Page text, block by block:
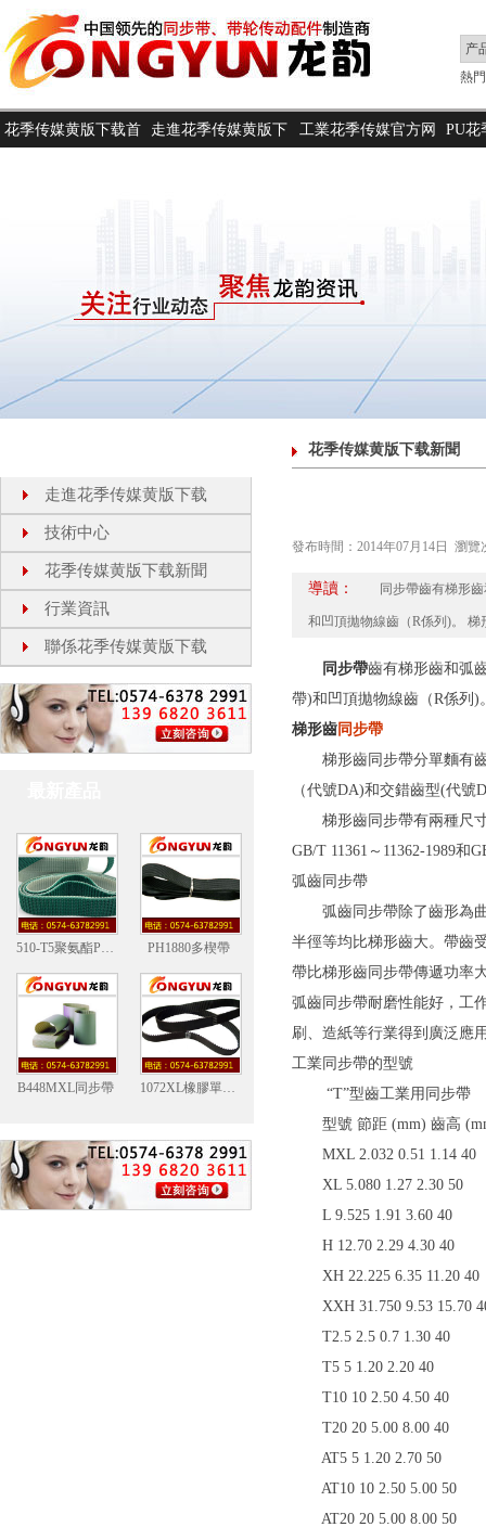
熱門
花季传媒黄版下载首 走進花季传媒黄版下 工業花季传媒官方网 PU花
走進花季传媒黄版下载
技術中心
花季传媒黄版下载新聞
行業資訊
聯係花季传媒黄版下载
510-T5聚氨酯PU花紋帶 PH1880多楔帶
B448MXL同步帶 1072XL橡膠單麵齒同步帶
花季传媒黄版下载新聞
發布時間：2014年07月14日 瀏覽次
導讀： 同步帶齒有梯形齒和
和凹頂拋物線齒（R係列)。
同步帶齒有梯形齒和弧齒
帶)和凹頂拋物線齒（R係列)
梯形齒 同步帶
梯形齒同步帶分單麵有齒和
（代號DA)和交錯齒型(代號DB
梯形齒同步帶有兩種尺寸製
GB/T 11361～11362-1989
弧齒同步帶
弧齒同步帶除了齒形為曲線形
半徑等均比梯形齒大。帶齒
帶比梯形齒同步帶傳遞功率大
弧齒同步帶耐磨性能好，工作時
刷、造紙等行業得到廣泛應用
工業同步帶的型號
“T”型齒工業用同步帶
型號 節距 (mm) 齒高
MXL 2.032 0.51 1.14 40
XL 5.080 1.27 2.30 50
L 9.525 1.91 3.60 40
H 12.70 2.29 4.30 40
XH 22.225 6.35 11.20 40
XXH 31.750 9.53 15.70
T2.5 2.5 0.7 1.30 40
T5 5 1.20 2.20 40
T10 10 2.50 4.50 40
T20 20 5.00 8.00 40
AT5 5 1.20 2.70 50
AT10 10 2.50 5.00 50
AT20 20 5.00 8.00 50